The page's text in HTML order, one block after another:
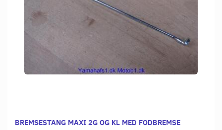
BREMSESTANG MAXI 2G OG KL MED FODBREMSE